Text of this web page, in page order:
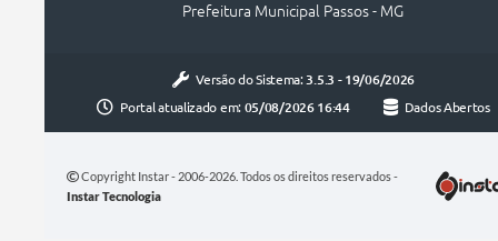
Prefeitura Municipal Passos - MG
Versão do Sistema: 3.5.3 - 19/06/2026
Portal atualizado em: 05/08/2026 16:44 Dados Abertos
Copyright Instar - 2006-2026. Todos os direitos reservados -
Instar Tecnologia